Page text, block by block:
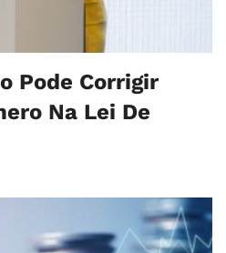
Pode Corrigir
Na Lei De